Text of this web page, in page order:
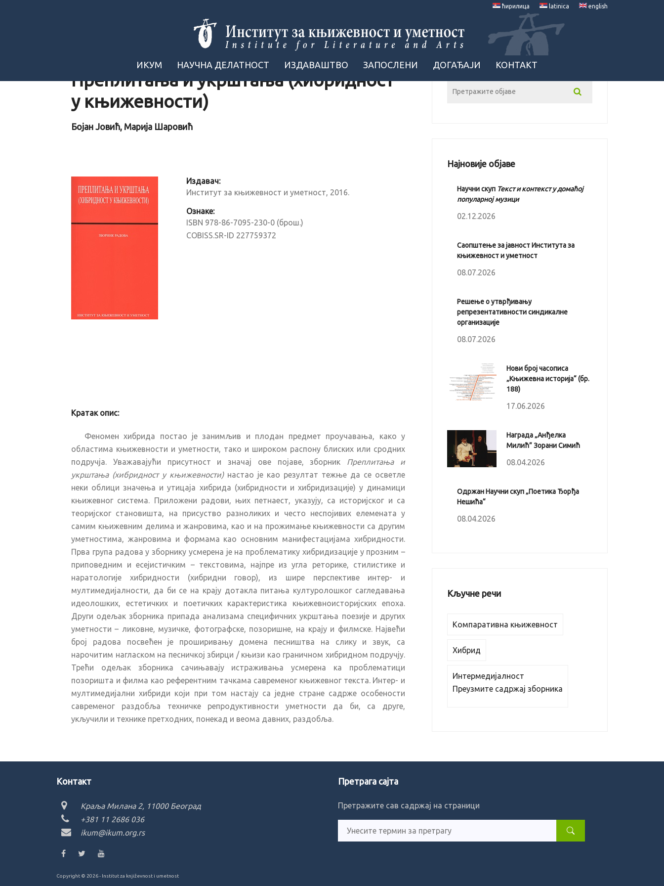
ћирилица latinica english
ИКУМ НАУЧНА ДЕЛАТНОСТ ИЗДАВАШТВО ЗАПОСЛЕНИ ДОГАЂАЈИ КОНТАКТ
Преплитања и укрштања (хибридност
у књижевности)
Бојан Јовић, Марија Шаровић
Издавач:
Институт за књижевност и уметност, 2016.
Ознаке:
ISBN 978-86-7095-230-0 (брош.)
COBISS.SR-ID 227759372
Кратак опис:
Феномен хибрида постао је занимљив и плодан предмет проучавања, како у
областима књижевности и уметности, тако и широком распону блиских или сродних
подручја. Уважавајући присутност и значај ове појаве, зборник Преплитања и
укрштања (хибридност у књижевности)настао је као резултат тежње да се осветле
неки облици значења и утицаја хибрида (хибридности и хибридизације) у динамици
књижевног система. Приложени радови, њих петнаест, указују, са историјског и са
теоријског становишта, на присуство разноликих и често неспојивих елемената у
самим књижевним делима и жанровима, као и на прожимање књижевности са другим
уметностима, жанровима и формама као основним манифестацијама хибридности.
Прва група радова у зборнику усмерена је на проблематику хибридизације у прозним –
приповедним и есејистичким – текстовима, најпре из угла реторике, стилистике и
наратологије хибридности (хибридни говор), из шире перспективе интер- и
мултимедијалности, да би се на крају дотакла питања културолошког сагледавања
идеолошких, естетичких и поетичких карактеристика књижевноисторијских епоха.
Други одељак зборника припада анализама специфичних укрштања поезије и других
уметности – ликовне, музичке, фотографске, позоришне, на крају и филмске. Највећи
број радова посвећен је проширивању домена песништва на слику и звук, са
нарочитим нагласком на песничкој збирци / књизи као граничном хибридном подручју.
Трећи одељак зборника сачињавају истраживања усмерена ка проблематици
позоришта и филма као референтним тачкама савременог књижевног текста. Интер- и
мултимедијални хибриди који при том настају са једне стране садрже особености
савременог раздобља техничке репродуктивности уметности да би, са друге,
укључили и технике претходних, понекад и веома давних, раздобља.
Најновије објаве
Научни скуп Текст и контекст у домаћој
популарној музици
02.12.2026
Саопштење за јавност Института за
књижевност и уметност
08.07.2026
Решење о утврђивању
репрезентативности синдикалне
организације
08.07.2026
Нови број часописа
„Књижевна историја“ (бр.
188)
17.06.2026
Награда „Анђелка
Милић” Зорани Симић
08.04.2026
Одржан Научни скуп „Поетика Ђорђа
Нешића“
08.04.2026
Кључне речи
Компаративна књижевност
Хибрид
Интермедијалност
Преузмите садржај зборника
Kонтакт
Краља Милана 2, 11000 Београд
+381 11 2686 036
ikum@ikum.org.rs
Copyright © 2026 - Institut za književnost i umetnost
Претрага сајта
Претражите сав садржај на страници